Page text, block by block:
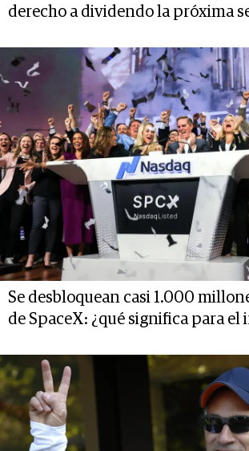
derecho a dividendo la próxima
Se desbloquean casi 1.000
de SpaceX: ¿qué significa para el